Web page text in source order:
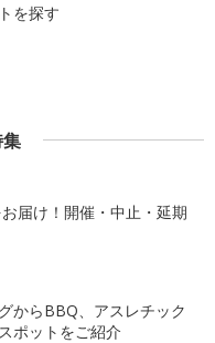
を探す
届け！開催・中止・延期
からBBQ、アスレチック
ポットをご紹介